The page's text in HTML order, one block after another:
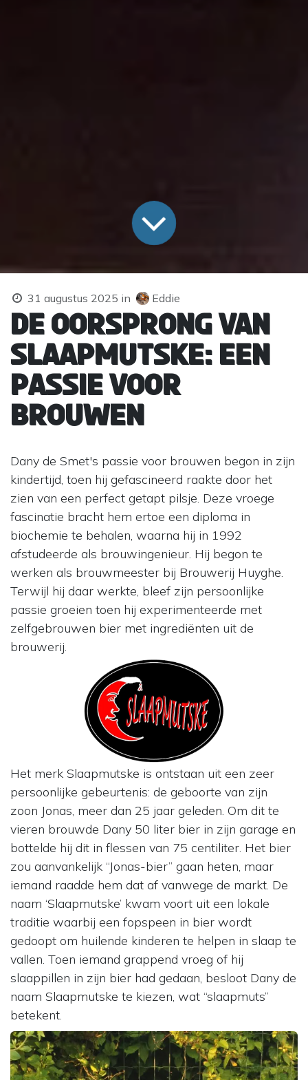
31 augustus 2025 in Eddie
De oorsprong van
Slaapmutske: een
passie voor
brouwen
Dany de Smet's passie voor brouwen begon in zijn
kindertijd, toen hij gefascineerd raakte door het
zien van een perfect getapt pilsje. Deze vroege
fascinatie bracht hem ertoe een diploma in
biochemie te behalen, waarna hij in 1992
afstudeerde als brouwingenieur. Hij begon te
werken als brouwmeester bij Brouwerij Huyghe.
Terwijl hij daar werkte, bleef zijn persoonlijke
passie groeien toen hij experimenteerde met
zelfgebrouwen bier met ingrediënten uit de
brouwerij.
Het merk Slaapmutske is ontstaan uit een zeer
persoonlijke gebeurtenis: de geboorte van zijn
zoon Jonas, meer dan 25 jaar geleden. Om dit te
vieren brouwde Dany 50 liter bier in zijn garage en
bottelde hij dit in flessen van 75 centiliter. Het bier
zou aanvankelijk “Jonas-bier” gaan heten, maar
iemand raadde hem dat af vanwege de markt. De
naam ‘Slaapmutske’ kwam voort uit een lokale
traditie waarbij een fopspeen in bier wordt
gedoopt om huilende kinderen te helpen in slaap te
vallen. Toen iemand grappend vroeg of hij
slaappillen in zijn bier had gedaan, besloot Dany de
naam Slaapmutske te kiezen, wat “slaapmuts”
betekent.